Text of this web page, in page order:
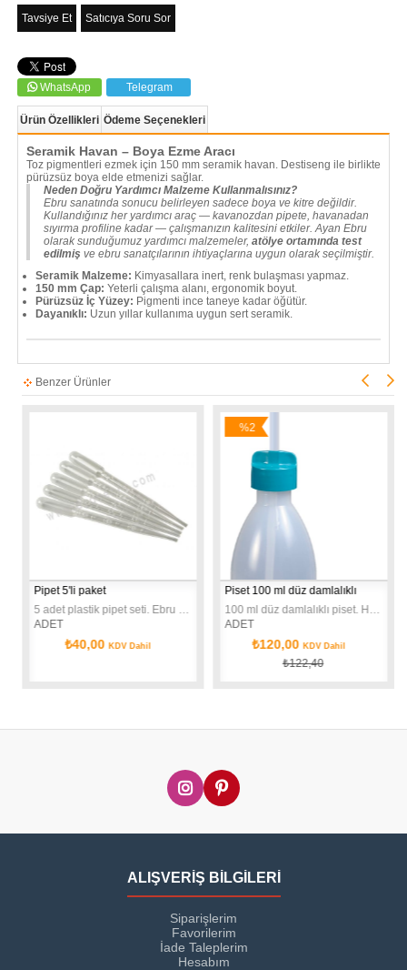
Tavsiye Et Satıcıya Soru Sor
WhatsApp Telegram
Ürün Özellikleri Ödeme Seçenekleri
Seramik Havan – Boya Ezme Aracı
Toz pigmentleri ezmek için 150 mm seramik havan. Destiseng ile birlikte
pürüzsüz boya elde etmenizi sağlar.
Neden Doğru Yardımcı Malzeme Kullanmalısınız?
Ebru sanatında sonucu belirleyen sadece boya ve kitre değildir.
Kullandığınız her yardımcı araç — kavanozdan pipete, havanadan
sıyırma profiline kadar — çalışmanızın kalitesini etkiler. Ayan Ebru
olarak sunduğumuz yardımcı malzemeler, atölye ortamında test
edilmiş ve ebru sanatçılarının ihtiyaçlarına uygun olarak seçilmiştir.
Seramik Malzeme: Kimyasallara inert, renk bulaşması yapmaz.
150 mm Çap: Yeterli çalışma alanı, ergonomik boyut.
Pürüzsüz İç Yüzey: Pigmenti ince taneye kadar öğütür.
Dayanıklı: Uzun yıllar kullanıma uygun sert seramik.
Benzer Ürünler
Pipet 5'li paket
5 adet plastik pipet seti. Ebru boyasına terebentin ve öd ekleme, damlatma işlemleri için pratik araç.
ADET
₺40,00KDV Dahil
Piset 100 ml düz damlalıklı
100 ml düz damlalıklı piset. Hassas miktarda sıvı ekleme işlemleri için idealdir.
ADET
₺120,00KDV Dahil
₺122,40
%2
İndirim
ALIŞVERİŞ BİLGİLERİ
Siparişlerim
Favorilerim
İade Taleplerim
Hesabım